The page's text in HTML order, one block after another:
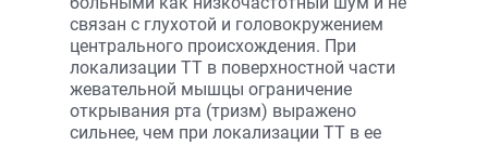
связан с глухотой и головокружением
центрального происхождения. При
локализации ТТ в поверхностной части
жевательной мышцы ограничение
открывания рта (тризм) выражено
сильнее, чем при локализации ТТ в ее